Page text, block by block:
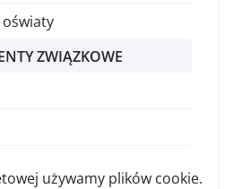
ZWIĄZKOWE
używamy plików cookie.